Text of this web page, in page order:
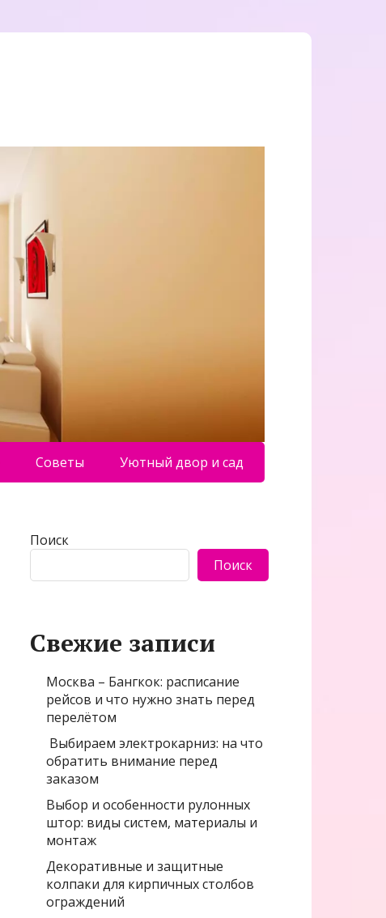
Советы Уютный двор и сад
Поиск
Поиск
Свежие записи
Москва – Бангкок: расписание
рейсов и что нужно знать перед
перелётом
Выбираем электрокарниз: на что
обратить внимание перед
заказом
Выбор и особенности рулонных
штор: виды систем, материалы и
монтаж
Декоративные и защитные
колпаки для кирпичных столбов
ограждений